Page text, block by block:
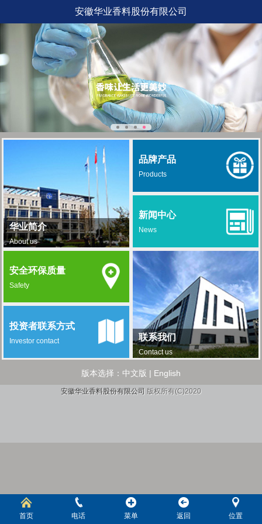
安徽华业香料股份有限公司
华业简介
About us
品牌产品
Products
新闻中心
News
联系我们
Contact us
安全环保质量
Safety
投资者联系方式
Investor contact
版本选择： 中文版 | English
安徽华业香料股份有限公司 版权所有(C)2020
首页 电话 菜单 返回 位置